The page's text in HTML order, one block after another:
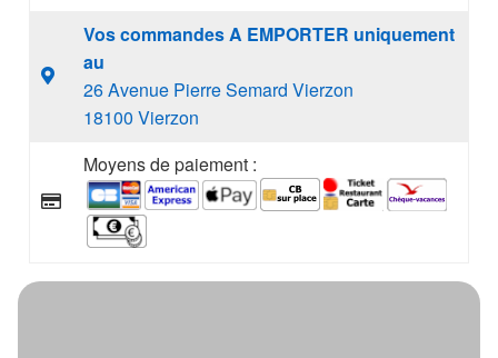
Vos commandes A EMPORTER uniquement
au
26 Avenue Pierre Semard Vierzon
18100 Vierzon
Moyens de paiement :